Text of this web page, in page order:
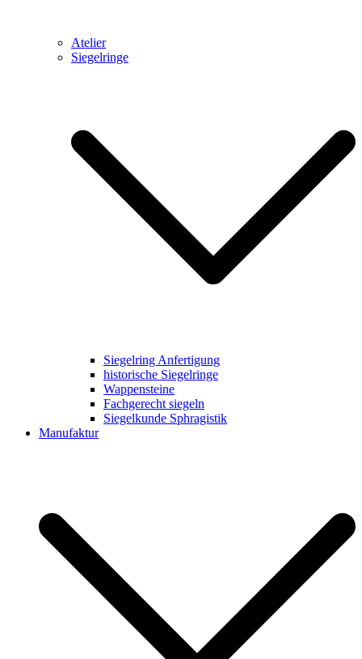
Atelier
Siegelringe
Siegelring Anfertigung
historische Siegelringe
Wappensteine
Fachgerecht siegeln
Siegelkunde Sphragistik
Manufaktur